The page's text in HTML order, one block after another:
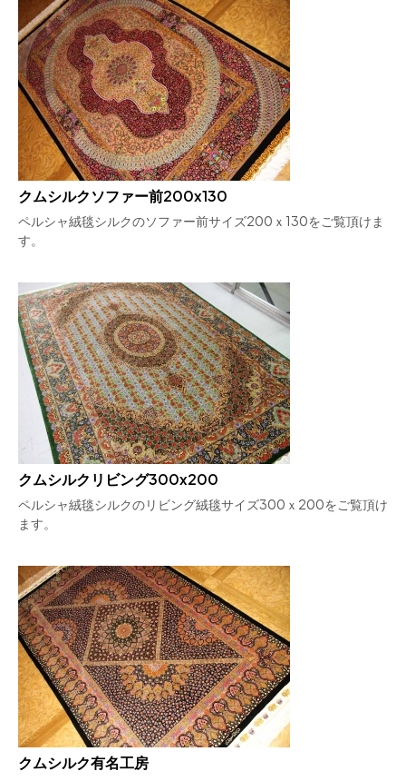
クムシルクソファー前200x130
ペルシャ絨毯シルクのソファー前サイズ200ｘ130をご覧頂けま
す。
クムシルクリビング300x200
ペルシャ絨毯シルクのリビング絨毯サイズ300ｘ200をご覧頂け
ます。
クムシルク有名工房